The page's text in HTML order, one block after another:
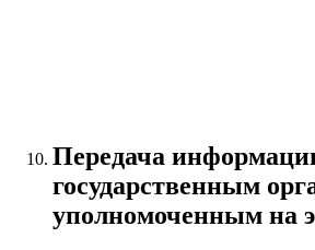
Передача
государственным
уполномоченным на